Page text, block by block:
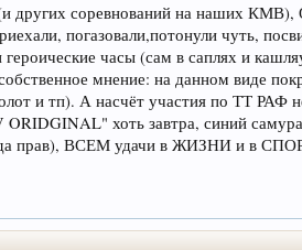
других соревнований на наших
погазовали,потонули чуть,
часы (сам в саплях и
собственное мнение: на данном
и тп). А насчёт участия по ТТ РАФ
ORIDGINAL" хоть завтра, синий
прав), ВСЕМ удачи в ЖИЗНИ и в